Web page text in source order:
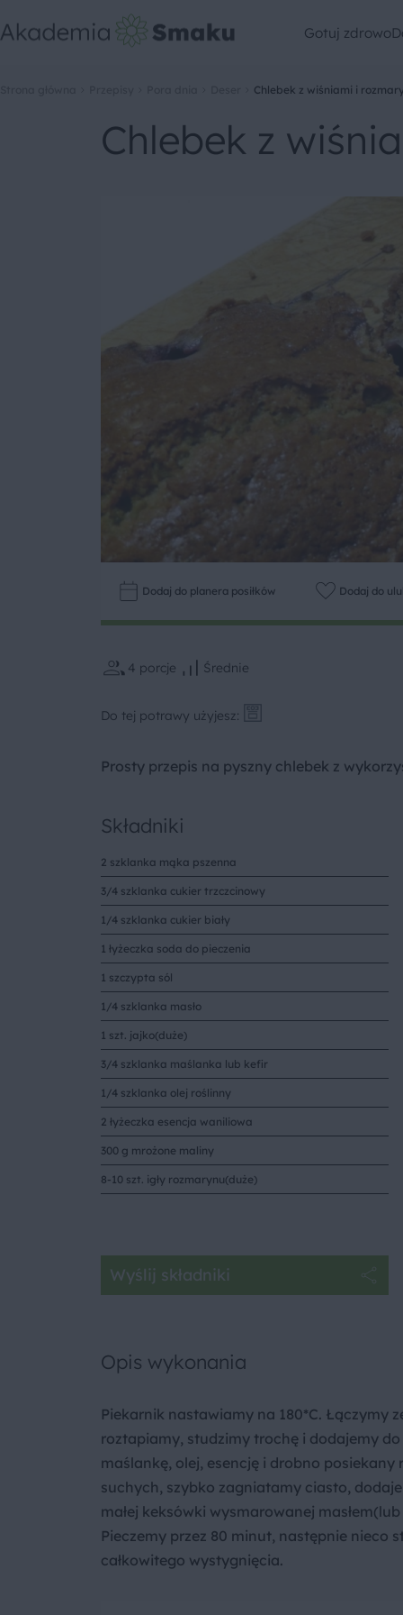
Gotuj zdrowo
Chlebek z wiśniami i
Chlebek z
Dodaj do planera posiłków Dodaj do
4 porcje Średnie
Do tej potrawy użyjesz:
Prosty przepis na pyszny chlebek z
Składniki
2 szklanka mąka pszenna
3/4 szklanka cukier trzczcinowy
1/4 szklanka cukier biały
1 łyżeczka soda do pieczenia
1 szczypta sól
1/4 szklanka masło
1 szt. jajko(duże)
3/4 szklanka maślanka lub kefir
1/4 szklanka olej roślinny
2 łyżeczka esencja waniliowa
300 g mrożone maliny
8-10 szt. igły rozmarynu(duże)
Wyślij składniki
Opis wykonania
Piekarnik nastawiamy na 180*C. Łączymy
roztapiamy, studzimy trochę i dodajemy do
maślankę, olej, esencję i drobno posiekany
suchych, szybko zagniatamy ciasto,
małej keksówki wysmarowanej
Pieczemy przez 80 minut, następnie nieco
całkowitego wystygnięcia.